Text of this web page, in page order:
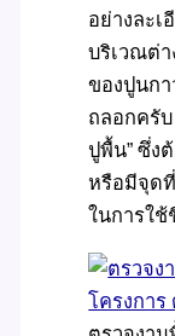
อย่างละเ
บริเวณต่า
ของปูนก
ถลอกครับ
ปูพื้น” ซึ่ง
หรือมีจุด
ในการใ